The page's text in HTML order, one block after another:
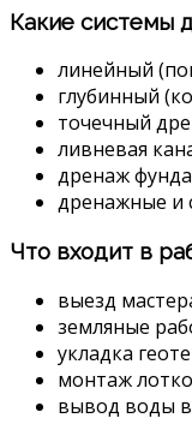
Какие системы
линейный
глубинный
точечный
ливневая
дренаж
дренажные и
Что входит в
выезд
земляные
укладка
монтаж
вывод воды в